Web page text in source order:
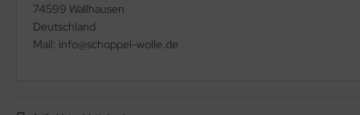
74599 Wallhausen
Deutschland
Mail: info@schoppel-wolle.de